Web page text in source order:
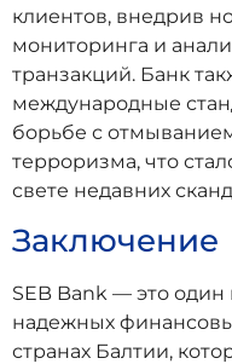
клиентов, внедрив
мониторинга и
транзакций. Банк
международные
борьбе с
терроризма, что
свете недавних
Заключение
SEB Bank — это
надежных
странах Балтии,